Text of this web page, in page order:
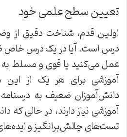
تعیین سطح علمی خود
اولین قدم، شناخت دقیق از
درس است. آیا در یک درس
عمل می‌کنید یا قوی و مسلط
آموزشی برای هر یک از
دانش‌آموزان ضعیف به
آموزشی نیاز دارند، در حالی که
تست‌های چالش‌برانگیز و